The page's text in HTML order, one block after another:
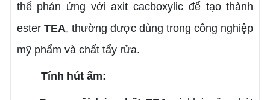
thể phản ứng với axit cacboxylic để tạo thành
ester TEA, thường được dùng trong công nghiệp
mỹ phẩm và chất tẩy rửa.
Tính hút ẩm: